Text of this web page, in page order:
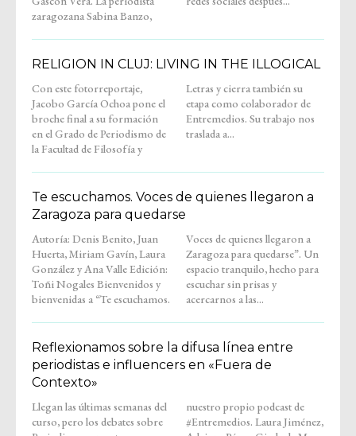
zaragozana Sabina Banzo,
RELIGION IN CLUJ: LIVING IN THE ILLOGICAL
Con este fotorreportaje,
Jacobo García Ochoa pone el
broche final a su formación
en el Grado de Periodismo de
la Facultad de Filosofía y
Letras y cierra también su
etapa como colaborador de
Entremedios. Su trabajo nos
traslada a...
Te escuchamos. Voces de quienes llegaron a
Zaragoza para quedarse
Autoría: Denis Benito, Juan
Huerta, Miriam Gavín, Laura
González y Ana Valle Edición:
Toñi Nogales Bienvenidos y
bienvenidas a “Te escuchamos.
Voces de quienes llegaron a
Zaragoza para quedarse”. Un
espacio tranquilo, hecho para
escuchar sin prisas y
acercarnos a las...
Reflexionamos sobre la difusa línea entre
periodistas e influencers en «Fuera de
Contexto»
Llegan las últimas semanas del
curso, pero los debates sobre
nuestro propio podcast de
#Entremedios. Laura Jiménez,